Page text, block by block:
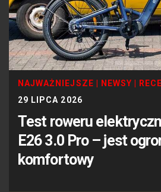
NAJWAŻNIEJSZE NEWSY
29 LIPCA 2026
Test roweru
E26 3.0 Pro – jest
komfortowy